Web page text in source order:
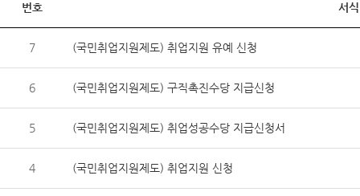
번호 서
7 (국민취업지원제도) 취업지원 유예 신청
6 (국민취업지원제도) 구직촉진수당 지급신청
5 (국민취업지원제도) 취업성공수당 지급신청서
4 (국민취업지원제도) 취업지원 신청